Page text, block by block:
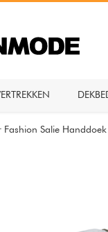
Fashion Salie Handdoek